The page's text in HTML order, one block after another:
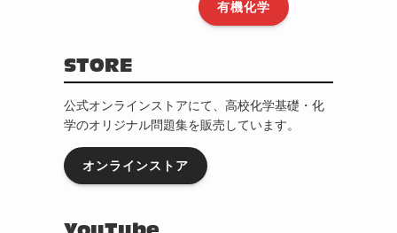
有機化学
STORE
公式オンラインストアにて、高校化学基礎・化
学のオリジナル問題集を販売しています。
オンラインストア